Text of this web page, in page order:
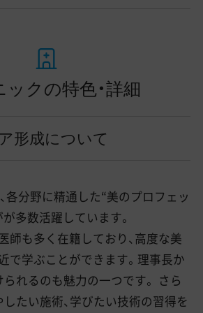
クの特色・詳細
形成について
各分野に精通した“美のプロフェッ
多数活躍しています。
師も多く在籍しており、高度な美
で学ぶことができます。理事長か
られるのも魅力の一つです。 さら
したい施術、学びたい技術の習得を